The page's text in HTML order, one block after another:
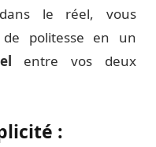
le réel, vous
politesse en un
entre vos deux
: